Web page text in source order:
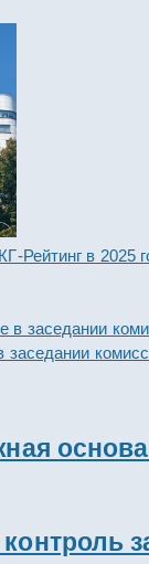
Рейтинг в 2025
заседании